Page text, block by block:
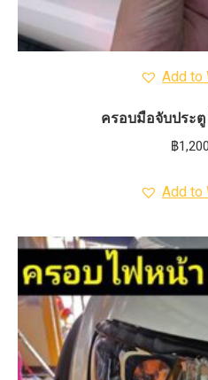
Add to
ครอบมือจับประตู
฿
Add to